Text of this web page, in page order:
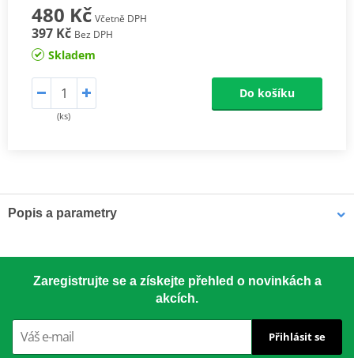
480 Kč Včetně DPH
397 Kč Bez DPH
Skladem
(ks)
Do košíku
Popis a parametry
vhodný pro všechny šířky motocyklových řemenů
Zaregistrujte se a získejte přehled o novinkách a
akcích.
Přihlásit se